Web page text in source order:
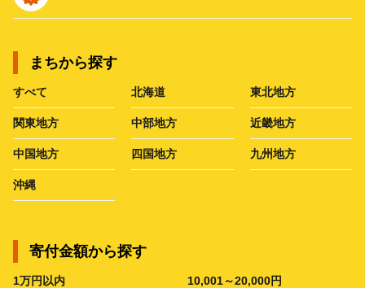
まちから探す
すべて 北海道 東北地方
関東地方 中部地方 近畿地方
中国地方 四国地方 九州地方
沖縄
寄付金額から探す
1万円以内 10,001～20,000円